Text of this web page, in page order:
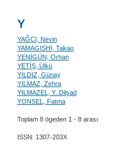
Y
YAĞCI, Nevin
YAMAGISHI, Takao
YENİGÜN, Orhan
YETİŞ, Ülkü
YILDIZ, Günay
YILMAZ, Zehra
YILMAZEL, Y. Dilşad
YONSEL, Fatma
Toplam 8 ögeden 1 - 8 arası
ISSN: 1307-203X